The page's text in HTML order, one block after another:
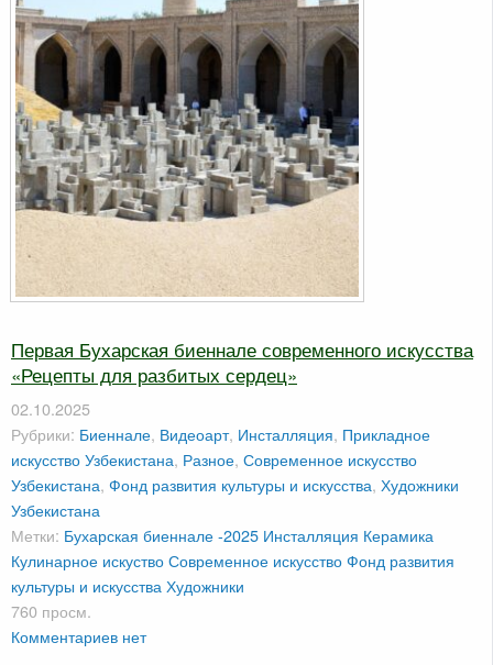
Первая Бухарская биеннале современного искусства
«Рецепты для разбитых сердец»
02.10.2025
Рубрики: Биеннале, Видеоарт, Инсталляция, Прикладное
искусство Узбекистана, Разное, Современное искусство
Узбекистана, Фонд развития культуры и искусства, Художники
Узбекистана
Метки: Бухарская биеннале -2025 Инсталляция Керамика
Кулинарное искуствоСовременное искусствоФонд развития
культуры и искусства Художники
760 просм.
Комментариев нет